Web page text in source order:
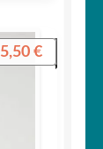
5,50 €